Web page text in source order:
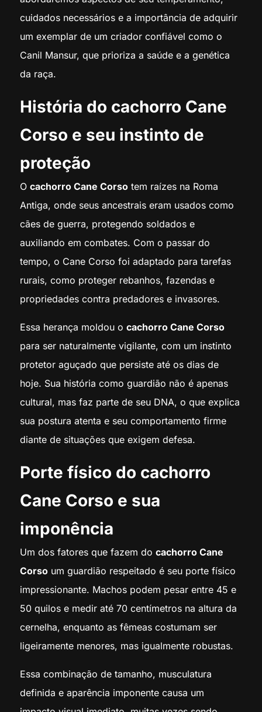
cuidados necessários e a importância de adquirir
um exemplar de um criador confiável como o
Canil Mansur, que prioriza a saúde e a genética
da raça.
História do cachorro Cane
Corso e seu instinto de
proteção
O cachorro Cane Corsotem raízes na Roma
Antiga, onde seus ancestrais eram usados como
cães de guerra, protegendo soldados e
auxiliando em combates. Com o passar do
tempo, o Cane Corso foi adaptado para tarefas
rurais, como proteger rebanhos, fazendas e
propriedades contra predadores e invasores.
Essa herança moldou o cachorro Cane Corso
para ser naturalmente vigilante, com um instinto
protetor aguçado que persiste até os dias de
hoje. Sua história como guardião não é apenas
cultural, mas faz parte de seu DNA, o que explica
sua postura atenta e seu comportamento firme
diante de situações que exigem defesa.
Porte físico do cachorro
Cane Corso e sua
imponência
Um dos fatores que fazem do cachorro Cane
Corsoum guardião respeitado é seu porte físico
impressionante. Machos podem pesar entre 45 e
50 quilos e medir até 70 centímetros na altura da
cernelha, enquanto as fêmeas costumam ser
ligeiramente menores, mas igualmente robustas.
Essa combinação de tamanho, musculatura
definida e aparência imponente causa um